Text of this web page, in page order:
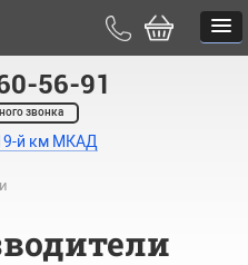
56-91
звонка
й км МКАД